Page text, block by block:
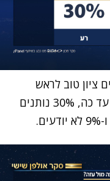
ציון טוב לראש
הממשלה על ניהול המערכה בעזה עד כה, 30% נותנים